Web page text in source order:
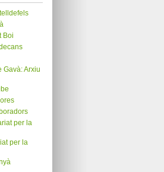
Boi
Gavà: Arxiu
per la
per la